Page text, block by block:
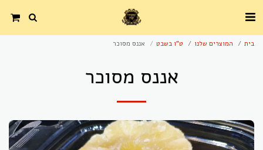
בית המוצרים שלנו ט"ו בשבט אננס מסוכר
אננס מסוכר